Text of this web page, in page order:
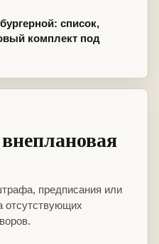
список,
комплект под
предписания или
отсутствующих